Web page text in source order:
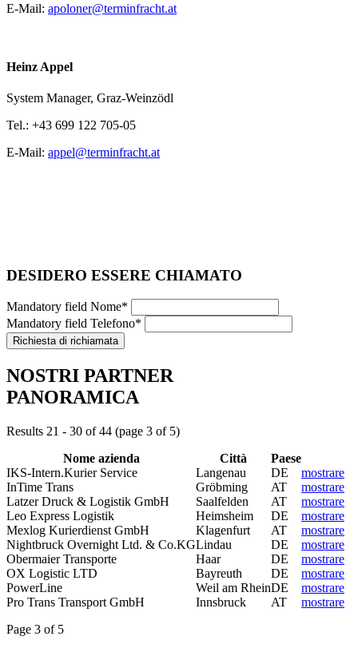
E-Mail: apoloner@terminfracht.at
Heinz Appel
System Manager, Graz-Weinzödl
Tel.: +43 699 122 705-05
E-Mail: appel@terminfracht.at
DESIDERO ESSERE CHIAMATO
Mandatory field Nome*
Mandatory field Telefono*
NOSTRI PARTNER
PANORAMICA
Results 21 - 30 of 44 (page 3 of 5)
Nome azienda
Città
Paese
IKS-Intern.Kurier Service
Langenau DE
mostrare
InTime Trans
Gröbming AT
mostrare
Latzer Druck & Logistik GmbH
Saalfelden AT
mostrare
Leo Express Logistik
Heimsheim DE
mostrare
Mexlog Kurierdienst GmbH
Klagenfurt AT
mostrare
Nightbruck Overnight Ltd. & Co.KGLindau DE
mostrare
Obermaier Transporte
Haar DE
mostrare
OX Logistic LTD
Bayreuth DE
mostrare
PowerLine
Weil am RheinDE
mostrare
Pro Trans Transport GmbH
Innsbruck AT
mostrare
Page 3 of 5